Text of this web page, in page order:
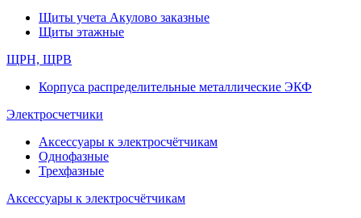
Щиты учета Акулово заказные
Щиты этажные
ЩРН, ЩРВ
Корпуса распределительные металлические ЭКФ
Электросчетчики
Аксессуары к электросчётчикам
Однофазные
Трехфазные
Аксессуары к электросчётчикам